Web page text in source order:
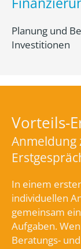
Planung und
Investitionen
Vorteils-
Anmeldung
In einem
individuellen
gemeinsam
Aufgaben.
Beratungs-